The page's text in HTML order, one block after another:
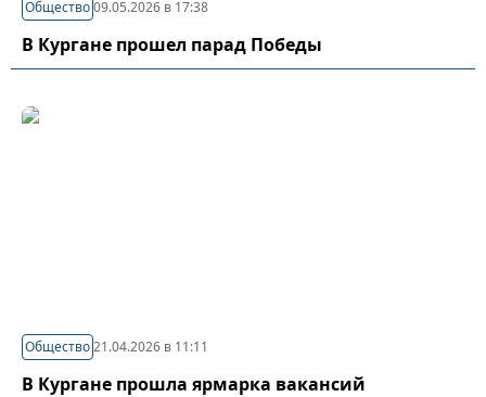
Общество09.05.2026 в 17:38
В Кургане прошел парад Победы
Общество21.04.2026 в 11:11
В Кургане прошла ярмарка вакансий